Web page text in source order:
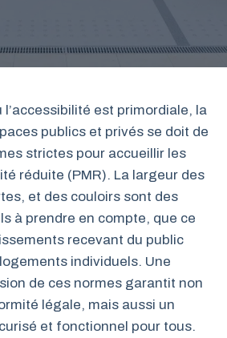
l’accessibilité est primordiale, la
publics et privés se doit de
strictes pour accueillir les
réduite (PMR). La largeur des
et des couloirs sont des
à prendre en compte, que ce
recevant du public
individuels. Une
de ces normes garantit non
légale, mais aussi un
et fonctionnel pour tous.